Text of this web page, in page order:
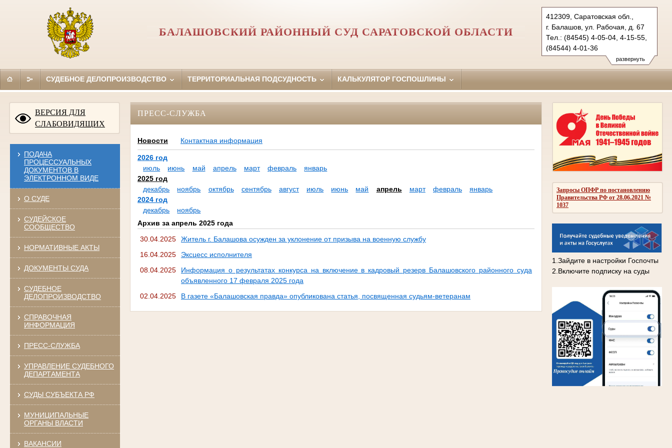
развернуть
412309, Саратовская обл.,
г. Балашов, ул. Рабочая, д. 67
Тел.: (84545) 4-05-04, 4-15-55,
(84544) 4-01-36
balashovsky.sar@sudrf.ru
БАЛАШОВСКИЙ РАЙОННЫЙ СУД САРАТОВСКОЙ ОБЛАСТИ
СУДЕБНОЕ ДЕЛОПРОИЗВОДСТВО ТЕРРИТОРИАЛЬНАЯ ПОДСУДНОСТЬ КАЛЬКУЛЯТОР ГОСПОШЛИНЫ
ВЕРСИЯ ДЛЯ
СЛАБОВИДЯЩИХ
ПОДАЧА
ПРОЦЕССУАЛЬНЫХ
ДОКУМЕНТОВ В
ЭЛЕКТРОННОМ ВИДЕ
О СУДЕ
СУДЕЙСКОЕ
СООБЩЕСТВО
НОРМАТИВНЫЕ АКТЫ
ДОКУМЕНТЫ СУДА
СУДЕБНОЕ
ДЕЛОПРОИЗВОДСТВО
СПРАВОЧНАЯ
ИНФОРМАЦИЯ
ПРЕСС-СЛУЖБА
УПРАВЛЕНИЕ СУДЕБНОГО
ДЕПАРТАМЕНТА
СУДЫ СУБЪЕКТА РФ
МУНИЦИПАЛЬНЫЕ
ОРГАНЫ ВЛАСТИ
ВАКАНСИИ
Запросы ОПФР по постановлению
Правительства РФ от 28.06.2021 №
1037
1.Зайдите в настройки Госпочты
2.Включите подписку на суды
ПРЕСС-СЛУЖБА
Новости Контактная информация
2026 год
июль
июнь май апрель март февраль
январь
2025 год
декабрь
ноябрь октябрь сентябрь август июль июнь май апрель март февраль
январь
2024 год
декабрь
ноябрь
Архив за апрель 2025 года
30.04.2025
Житель г. Балашова осужден за уклонение от призыва на военную службу
16.04.2025
Эксцесс исполнителя
08.04.2025
Информация о результатах конкурса на включение в кадровый резерв Балашовского районного суда
объявленного 17 февраля 2025 года
02.04.2025
В газете «Балашовская правда» опубликована статья, посвященная судьям-ветеранам